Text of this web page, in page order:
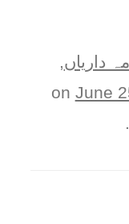
دارياں,
June
.